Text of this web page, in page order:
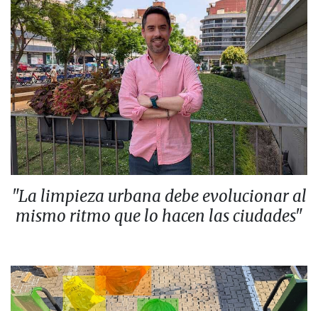
"La limpieza urbana debe evolucionar al
mismo ritmo que lo hacen las ciudades"